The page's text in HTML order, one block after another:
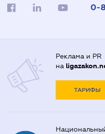
0-
Реклама и PR
на
ТАРИФЫ